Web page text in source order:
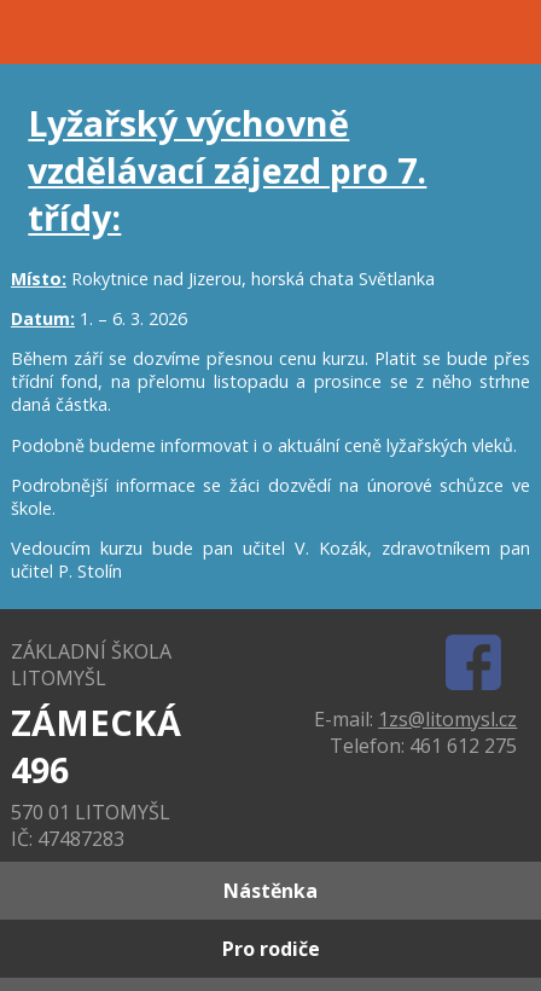
Lyžařský výchovně
vzdělávací zájezd pro 7.
třídy:
Místo: Rokytnice nad Jizerou, horská chata Světlanka
Datum: 1. – 6. 3. 2026
Během září se dozvíme přesnou cenu kurzu. Platit se bude přes
třídní fond, na přelomu listopadu a prosince se z něho strhne
daná částka.
Podobně budeme informovat i o aktuální ceně lyžařských vleků.
Podrobnější informace se žáci dozvědí na únorové schůzce ve
škole.
Vedoucím kurzu bude pan učitel V. Kozák, zdravotníkem pan
učitel P. Stolín
ZÁKLADNÍ ŠKOLA
LITOMYŠL
ZÁMECKÁ
496
570 01 LITOMYŠL
IČ: 47487283
E-mail: 1zs@litomysl.cz
Telefon: 461 612 275
Nástěnka
Pro rodiče